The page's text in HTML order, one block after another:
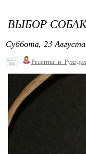
ВЫБОР
Суббота, 23